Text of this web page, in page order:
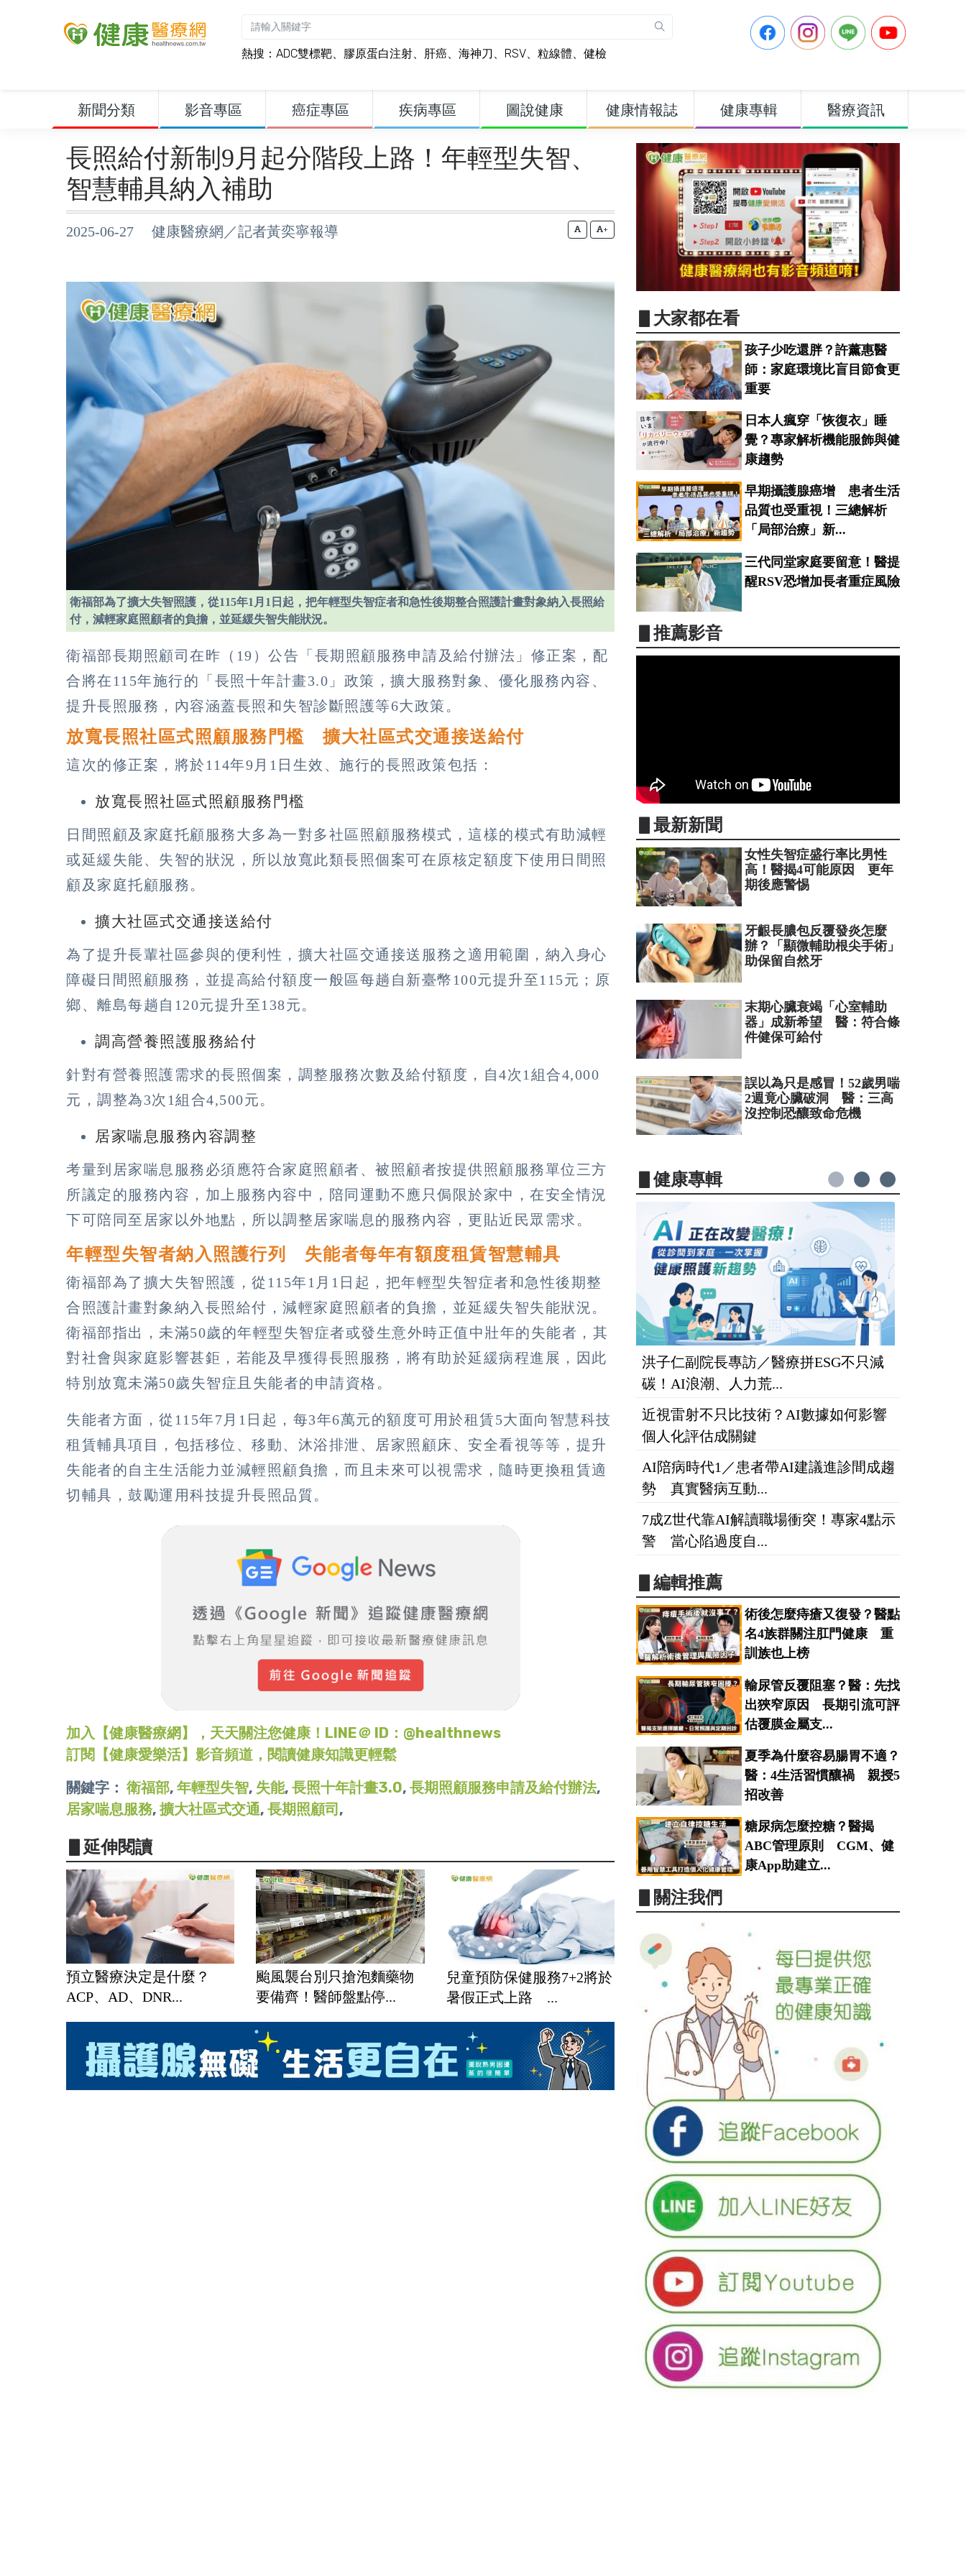
熱搜： ADC雙標靶、 膠原蛋白注射、 肝癌、 海神刀 、 RSV、 粒線體、 健檢
新聞分類 影音專區 癌症專區 疾病專區 圖說健康 健康情報誌 健康專輯 醫療資訊
長照給付新制9月起分階段上路！年輕型失智、
智慧輔具納入補助
2025-06-27 健康醫療網／記者黃奕寧報導 +
衛福部為了擴大失智照護，從115年1月1日起，把年輕型失智症者和急性後期整合照護計畫對象納入長照給
付，減輕家庭照顧者的負擔，並延緩失智失能狀況。
衛福部長期照顧司在昨（19）公告「長期照顧服務申請及給付辦法」修正案，配
合將在115年施行的「長照十年計畫3.0」政策，擴大服務對象、優化服務內容、
提升長照服務，內容涵蓋長照和失智診斷照護等6大政策。
放寬長照社區式照顧服務門檻 擴大社區式交通接送給付
這次的修正案，將於114年9月1日生效、施行的長照政策包括：
放寬長照社區式照顧服務門檻
日間照顧及家庭托顧服務大多為一對多社區照顧服務模式，這樣的模式有助減輕
或延緩失能、失智的狀況，所以放寬此類長照個案可在原核定額度下使用日間照
顧及家庭托顧服務。
擴大社區式交通接送給付
為了提升長輩社區參與的便利性，擴大社區交通接送服務之適用範圍，納入身心
障礙日間照顧服務，並提高給付額度一般區每趟自新臺幣100元提升至115元；原
鄉、離島每趟自120元提升至138元。
調高營養照護服務給付
針對有營養照護需求的長照個案，調整服務次數及給付額度，自4次1組合4,000
元，調整為3次1組合4,500元。
居家喘息服務內容調整
考量到居家喘息服務必須應符合家庭照顧者、被照顧者按提供照顧服務單位三方
所議定的服務內容，加上服務內容中，陪同運動不應只侷限於家中，在安全情況
下可陪同至居家以外地點，所以調整居家喘息的服務內容，更貼近民眾需求。
年輕型失智者納入照護行列 失能者每年有額度租賃智慧輔具
衛福部為了擴大失智照護，從115年1月1日起，把年輕型失智症者和急性後期整
合照護計畫對象納入長照給付，減輕家庭照顧者的負擔，並延緩失智失能狀況。
衛福部指出，未滿50歲的年輕型失智症者或發生意外時正值中壯年的失能者，其
對社會與家庭影響甚鉅，若能及早獲得長照服務，將有助於延緩病程進展，因此
特別放寬未滿50歲失智症且失能者的申請資格。
失能者方面，從115年7月1日起，每3年6萬元的額度可用於租賃5大面向智慧科技
租賃輔具項目，包括移位、移動、沐浴排泄、居家照顧床、安全看視等等，提升
失能者的自主生活能力並減輕照顧負擔，而且未來可以視需求，隨時更換租賃適
切輔具，鼓勵運用科技提升長照品質。
加入【健康醫療網】，天天關注您健康！LINE＠ ID：@healthnews
訂閱【健康愛樂活】影音頻道，閱讀健康知識更輕鬆
關鍵字： 衛福部, 年輕型失智, 失能, 長照十年計畫3.0, 長期照顧服務申請及給付辦法,
居家喘息服務, 擴大社區式交通, 長期照顧司 ,
▋延伸閱讀
預立醫療決定是什麼？
ACP、AD、DNR...
颱風襲台別只搶泡麵藥物
要備齊！醫師盤點停...
兒童預防保健服務7+2將於
暑假正式上路 ...
▋大家都在看
孩子少吃還胖？許薰惠醫
師：家庭環境比盲目節食更
重要
日本人瘋穿「恢復衣」睡
覺？專家解析機能服飾與健
康趨勢
早期攝護腺癌增 患者生活
品質也受重視！三總解析
「局部治療」新...
三代同堂家庭要留意！醫提
醒RSV恐增加長者重症風險
▋推薦影音
▋最新新聞
女性失智症盛行率比男性
高！醫揭4可能原因 更年
期後應警惕
牙齦長膿包反覆發炎怎麼
辦？「顯微輔助根尖手術」
助保留自然牙
末期心臟衰竭「心室輔助
器」成新希望 醫：符合條
件健保可給付
誤以為只是感冒！52歲男喘
2週竟心臟破洞 醫：三高
沒控制恐釀致命危機
▋健康專輯
洪子仁副院長專訪／醫療拼ESG不只減
碳！AI浪潮、人力荒...
近視雷射不只比技術？AI數據如何影響
個人化評估成關鍵
AI陪病時代1／患者帶AI建議進診間成趨
勢 真實醫病互動...
7成Z世代靠AI解讀職場衝突！專家4點示
警 當心陷過度自...
▋編輯推薦
術後怎麼痔瘡又復發？醫點
名4族群關注肛門健康 重
訓族也上榜
輸尿管反覆阻塞？醫：先找
出狹窄原因 長期引流可評
估覆膜金屬支...
夏季為什麼容易腸胃不適？
醫：4生活習慣釀禍 親授5
招改善
糖尿病怎麼控糖？醫揭
ABC管理原則 CGM、健
康App助建立...
▋關注我們